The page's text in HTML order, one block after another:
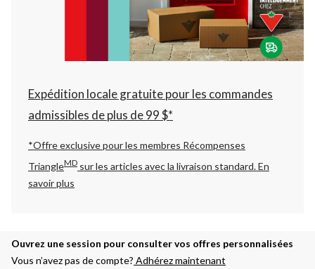
à
06:00
cliquer
pour
changer
Expédition locale gratuite pour les commandes
admissibles de plus de 99 $*
*Offre exclusive pour les membres Récompenses
TriangleMD sur les articles avec la livraison standard.En
savoir plus
Ouvrez une session pour consulter vos offres personnalisées
Vous n’avez pas de compte? Adhérez maintenant